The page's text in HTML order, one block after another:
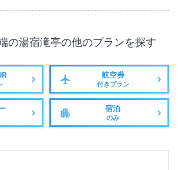
の湯宿滝亭の他のプランを探す
航空券
付きプラン
宿泊
のみ